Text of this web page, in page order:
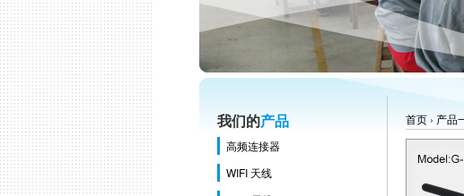
我们的产品
高频连接器
WIFI 天线
首页 › 产品